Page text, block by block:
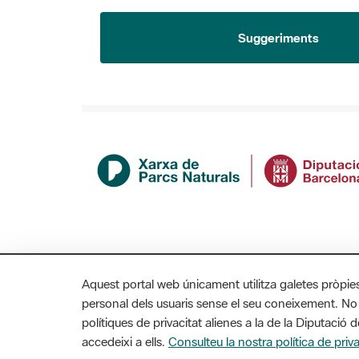
Suggeriments
Aquest portal web únicament utilitza galetes
personal dels usuaris sense el seu coneixement.
polítiques de privacitat alienes a la de la Diputació
accedeixi a ells. Consulteu la nostra política de